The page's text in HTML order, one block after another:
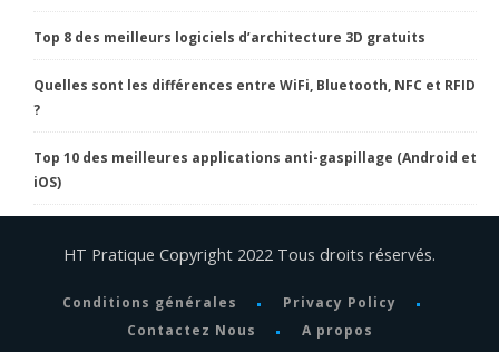
Top 8 des meilleurs logiciels d’architecture 3D gratuits
Quelles sont les différences entre WiFi, Bluetooth, NFC et RFID
?
Top 10 des meilleures applications anti-gaspillage (Android et
iOS)
HT Pratique Copyright 2022 Tous droits réservés.
Conditions générales
Privacy Policy
Contactez Nous
A propos